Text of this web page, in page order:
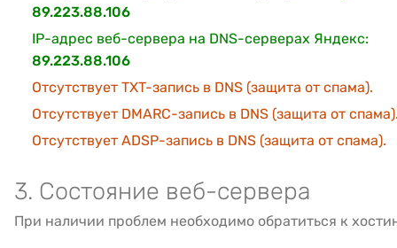
89.223.88.106
IP-адрес веб-сервера на DNS-серверах Яндекс:
89.223.88.106
Отсутствует TXT-запись в DNS (защита от спама).
Отсутствует DMARC-запись в DNS (защита от
Отсутствует ADSP-запись в DNS (защита от спама).
3. Состояние веб-сервера
При наличии проблем необходимо обратиться к